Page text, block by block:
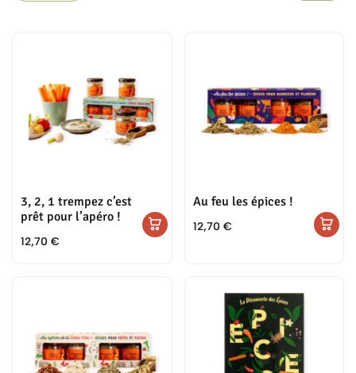
3, 2, 1 trempez c’est
prêt pour l’apéro !
12,70 €
Au feu les épices !
12,70 €